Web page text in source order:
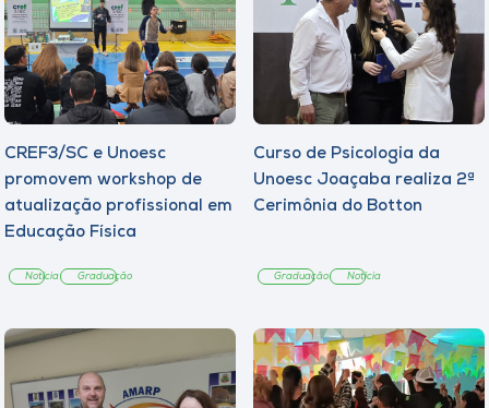
CREF3/SC e Unoesc
promovem workshop de
atualização profissional em
Educação Física
Notícia Graduação
Curso de Psicologia da
Unoesc Joaçaba realiza 2ª
Cerimônia do Botton
Graduação Notícia